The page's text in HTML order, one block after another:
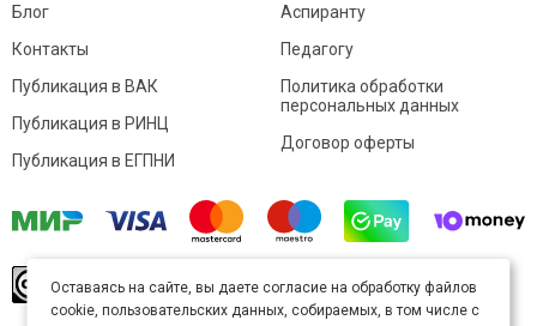
Блог
Контакты
Аспиранту
Педагогу
Публикация в ВАК
Публикация в РИНЦ
Публикация в ЕГПНИ
Политика обработки
персональных данных
Договор оферты
произведение доступно полицензии Creative
Commons «Attribution» («Атрибуция») 4.0
Оставаясь на сайте, вы даете согласие на обработку файлов
cookie, пользовательских данных, собираемых, в том числе с